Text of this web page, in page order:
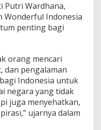
Putri Wardhana,
Wonderful Indonesia
penting bagi
orang mencari
dan pengalaman
Indonesia untuk
negara yang tidak
juga menyehatkan,
ujarnya dalam